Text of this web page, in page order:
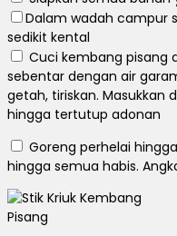
Dalam wadah campur
sedikit kental
Cuci kembang pisang
sebentar dengan air
getah, tiriskan. Masukkan
hingga tertutup adonan
Goreng perhelai
hingga semua habis.